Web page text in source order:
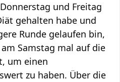
und Freitag
gehalten habe und
Runde gelaufen bin,
Samstag mal auf die
um einen
zu haben. Über die